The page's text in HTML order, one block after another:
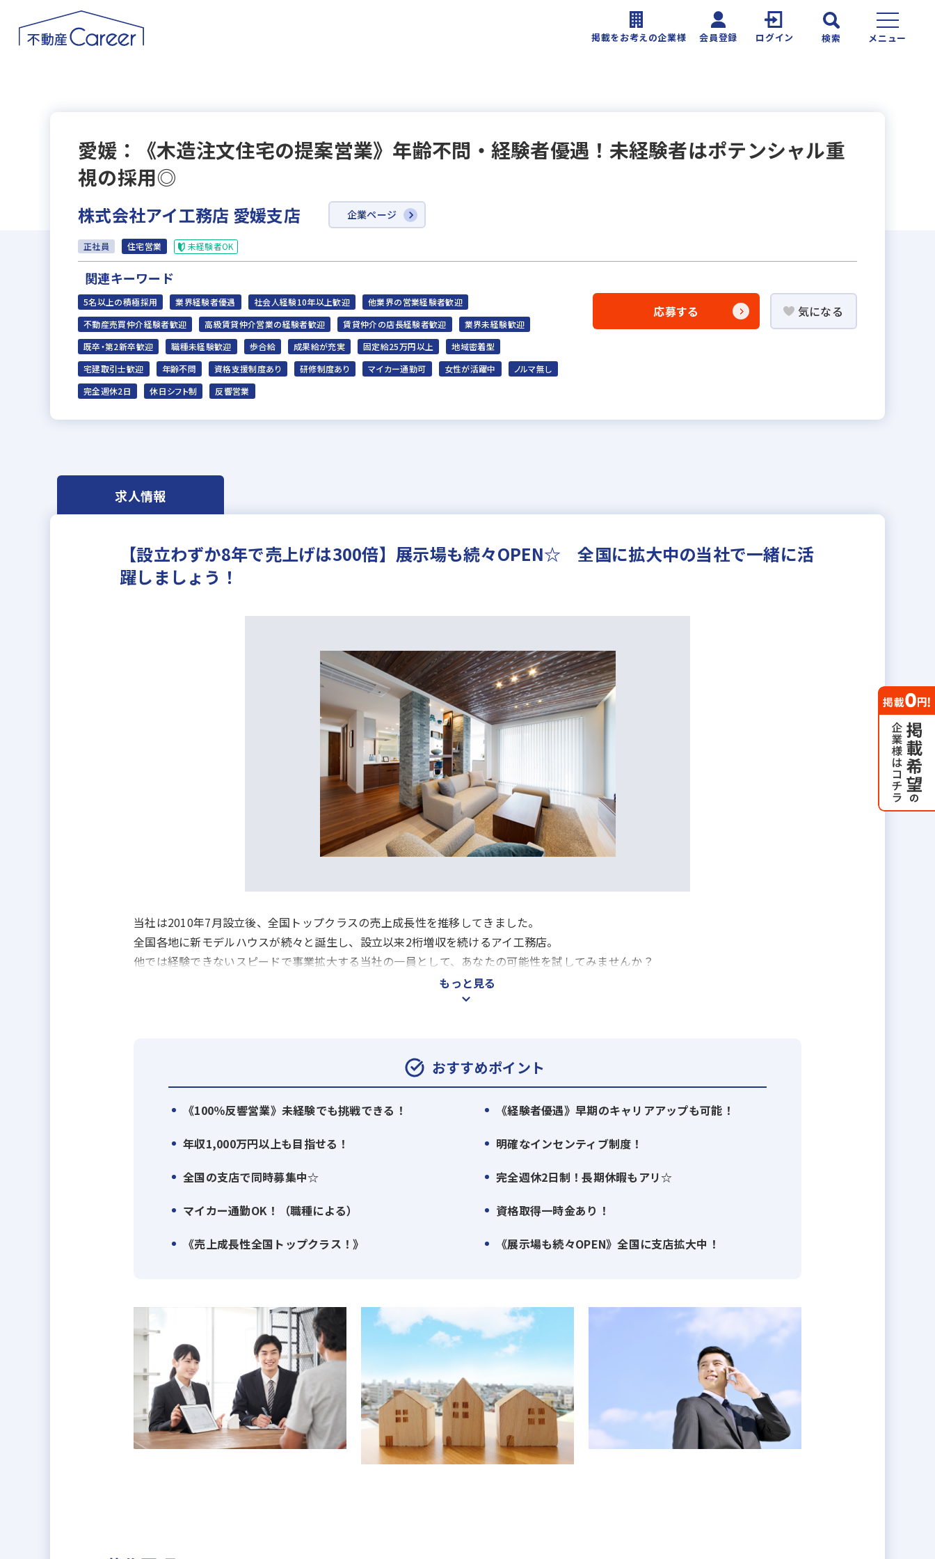
掲載をお考えの企業様 会員登録 ログイン 検索 メニュー
愛媛：《木造注文住宅の提案営業》年齢不問・経験者優遇！未経験者はポテンシャル重
視の採用◎
株式会社アイ工務店 愛媛支店 企業ページ
正社員 住宅営業 未経験者OK
関連キーワード
5名以上の積極採用 業界経験者優遇 社会人経験10年以上歓迎
他業界の営業経験者歓迎
不動産売買仲介経験者歓迎
高級賃貸仲介営業の経験者歓迎 賃貸仲介の店長経験者歓迎
業界未経験歓迎
既卒・第2新卒歓迎
職種未経験歓迎 歩合給 成果給が充実 固定給25万円以上
地域密着型
宅建取引士歓迎
年齢不問 資格支援制度あり 研修制度あり マイカー通勤可 女性が活躍中
ノルマ無し
完全週休2日
休日シフト制 反響営業
応募する 気になる
求人情報
【設立わずか8年で売上げは300倍】展示場も続々OPEN☆ 全国に拡大中の当社で一緒に活
躍しましょう！
当社は2010年7月設立後、全国トップクラスの売上成長性を推移してきました。
全国各地に新モデルハウスが続々と誕生し、設立以来2桁増収を続けるアイ工務店。
他では経験できないスピードで事業拡大する当社の一員として、あなたの可能性を試してみませんか？
『社員一人ひとりが会社をつくっていく』という気概のもと、日々働いています。
積極的なチャレンジも推奨しており、意見を言いやすい風通しの良い社風です。
かということを理解してもらうため、家族も参加できる社内イベントを実施しています。
季節に合わせて、春には野球大会やバーベキュー、夏には家族キャンプ、秋には社員旅行と盛り沢山のイベントで社員全員が楽しん
大手ハウスメーカーと同等の品質の住宅を適正価格で提供できるハウスメーカーとして、お客様から高い評価を頂いています。
「スーモカウンター」からの紹介件数もトップクラスなど、数ある住宅会社の中からお客様に選んで頂ける存在として事業拡大して
もっと見る
おすすめポイント
《100％反響営業》未経験でも挑戦できる！
《経験者優遇》早期のキャリアアップも可能！
年収1,000万円以上も目指せる！
明確なインセンティブ制度！
全国の支店で同時募集中☆
完全週休2日制！長期休暇もアリ☆
マイカー通勤OK！（職種による）
資格取得一時金あり！
《売上成長性全国トップクラス！》
《展示場も続々OPEN》全国に支店拡大中！